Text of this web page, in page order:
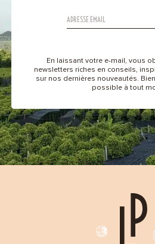
En laissant votre e-mail, vous
newsletters riches en conseils,
sur nos dernières nouveautés.
possible à tout